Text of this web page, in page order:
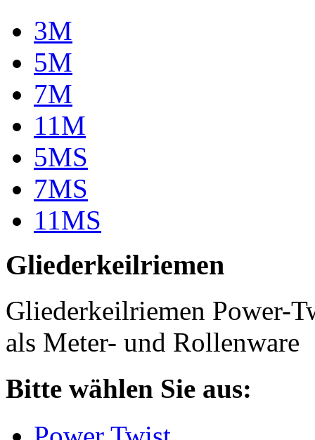
3M
5M
7M
11M
5MS
7MS
11MS
Gliederkeilriemen
Gliederkeilriemen Power-
als Meter- und Rollenware
Bitte wählen Sie aus: